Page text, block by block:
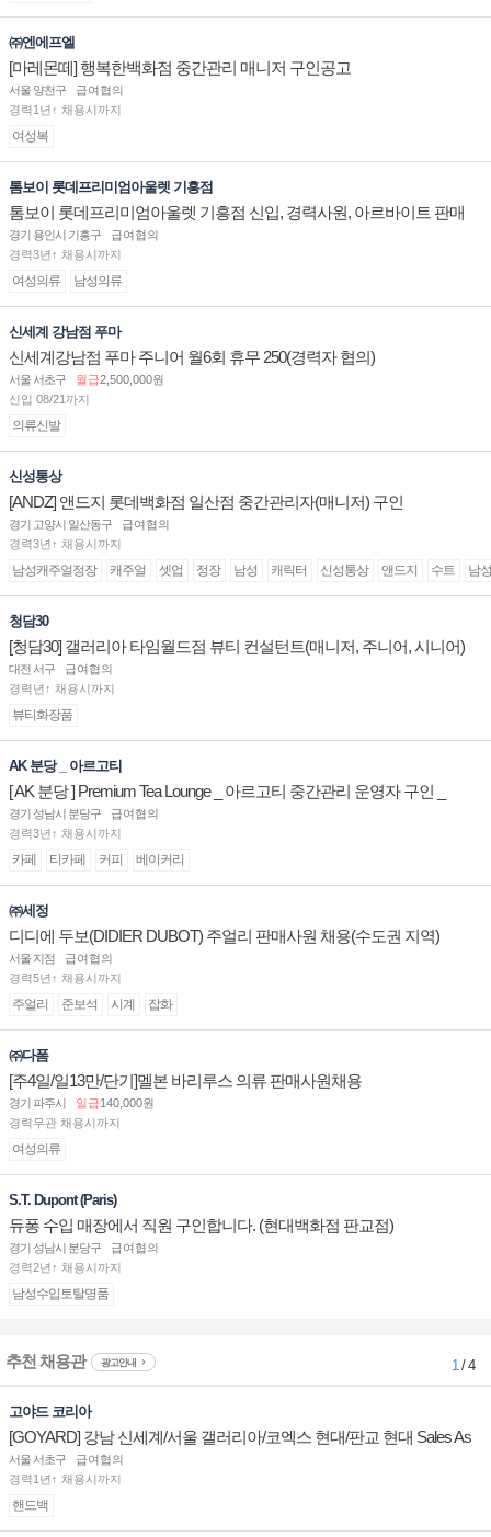
㈜엔에프엘
[마레몬떼] 행복한백화점 중간관리 매니저 구인공고
서울 양천구
급여협의
경력1년↑ 채용시까지
여성복
톰보이 롯데프리미엄아울렛 기흥점
톰보이 롯데프리미엄아울렛 기흥점 신입, 경력사원, 아르바이트 판매
직 구인합니다.
경기 용인시 기흥구
급여협의
경력3년↑ 채용시까지
여성의류 남성의류
신세계 강남점 푸마
신세계강남점 푸마 주니어 월6회 휴무 250(경력자 협의)
서울 서초구 월급2,500,000원
신입 08/21까지
의류신발
신성통상
[ANDZ] 앤드지 롯데백화점 일산점 중간관리자(매니저) 구인
경기 고양시 일산동구
급여협의
경력3년↑ 채용시까지
남성캐주얼정장 캐주얼 셋업 정장 남성 캐릭터 신성통상 앤드지 수트 남
청담30
[청담30] 갤러리아 타임월드점 뷰티 컨설턴트(매니저, 주니어, 시니어)
채용
대전 서구
급여협의
경력년↑ 채용시까지
뷰티화장품
AK 분당 _ 아르고티
[ AK 분당 ] Premium Tea Lounge _ 아르고티 중간관리 운영자 구인 _
경기 성남시 분당구
급여협의
경력3년↑ 채용시까지
카페 티카페 커피 베이커리
㈜세정
디디에 두보(DIDIER DUBOT) 주얼리 판매사원 채용(수도권 지역)
서울 지점
급여협의
경력5년↑ 채용시까지
주얼리 준보석 시계 잡화
㈜다폼
[주4일/일13만/단기]멜본 바리루스 의류 판매사원채용
경기 파주시 일급140,000원
경력무관 채용시까지
여성의류
S.T. Dupont (Paris)
듀퐁 수입 매장에서 직원 구인합니다. (현대백화점 판교점)
경기 성남시 분당구
급여협의
경력2년↑ 채용시까지
남성수입토탈명품
추천 채용관 광고안내 1/ 4
고야드 코리아
[GOYARD] 강남 신세계/서울 갤러리아/코엑스 현대/판교 현대 Sales As
sociate 채용
서울 서초구
급여협의
경력1년↑ 채용시까지
핸드백